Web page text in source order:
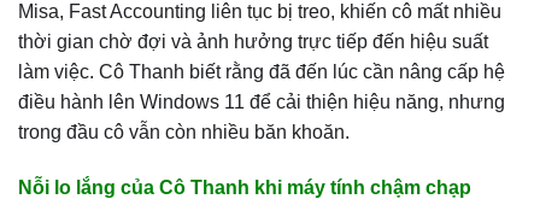
Misa, Fast Accounting liên tục bị treo, khiến cô mất nhiều
thời gian chờ đợi và ảnh hưởng trực tiếp đến hiệu suất
làm việc. Cô Thanh biết rằng đã đến lúc cần nâng cấp hệ
điều hành lên Windows 11 để cải thiện hiệu năng, nhưng
trong đầu cô vẫn còn nhiều băn khoăn.
Nỗi lo lắng của Cô Thanh khi máy tính chậm chạp